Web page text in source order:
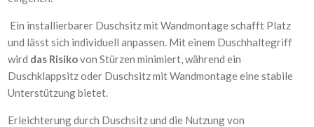
Ein installierbarer Duschsitz mit Wandmontage schafft Platz
und lässt sich individuell anpassen. Mit einem Duschhaltegriff
wird das Risikovon Stürzen minimiert, während ein
Duschklappsitz oder Duschsitz mit Wandmontage eine stabile
Unterstützung bietet.
Erleichterung durch Duschsitz und die Nutzung von